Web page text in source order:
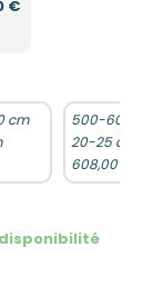
€
cm
500-600
20-25 cm
608,00
disponibilité